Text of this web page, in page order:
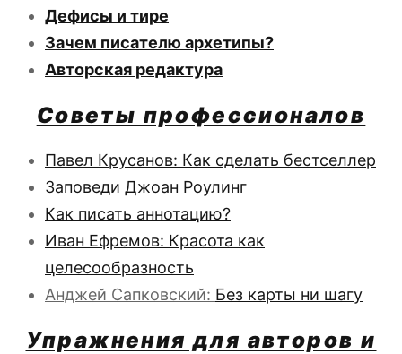
Дефисы и тире
Зачем писателю архетипы?
Авторская редактура
Советы профессионалов
Павел Крусанов: Как сделать бестселлер
Заповеди Джоан Роулинг
Как писать аннотацию?
Иван Ефремов: Красота как
целесообразность
Анджей Сапковский: Без карты ни шагу
Упражнения для авторов и